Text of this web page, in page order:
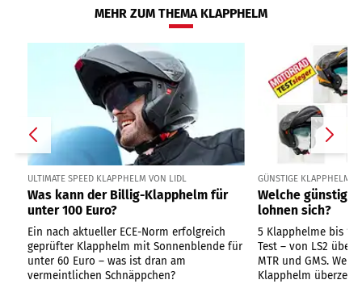
MEHR ZUM THEMA KLAPPHELM
ULTIMATE SPEED KLAPPHELM VON LIDL
Was kann der Billig-Klapphelm für
unter 100 Euro?
Ein nach aktueller ECE-Norm erfolgreich
geprüfter Klapphelm mit Sonnenblende für
unter 60 Euro – was ist dran am
vermeintlichen Schnäppchen?
GÜNSTIGE KLAPPHELME
Welche
lohnen sich?
5 Klapphelme bis
Test – von LS2 über
MTR und GMS.
Klapphelm